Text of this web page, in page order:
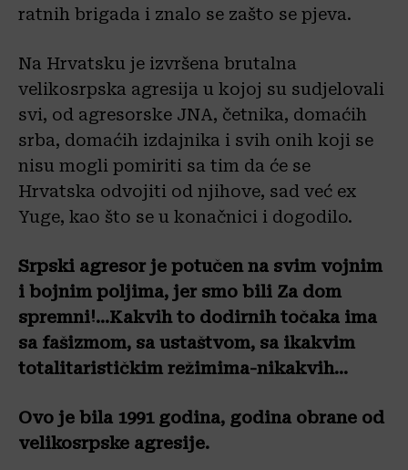
ratnih brigada i znalo se zašto se pjeva.
Na Hrvatsku je izvršena brutalna
velikosrpska agresija u kojoj su sudjelovali
svi, od agresorske JNA, četnika, domaćih
srba, domaćih izdajnika i svih onih koji se
nisu mogli pomiriti sa tim da će se
Hrvatska odvojiti od njihove, sad već ex
Yuge, kao što se u konačnici i dogodilo.
Srpski agresor je potučen na svim vojnim
i bojnim poljima, jer smo bili Za dom
spremni!…Kakvih to dodirnih točaka ima
sa fašizmom, sa ustaštvom, sa ikakvim
totalitarističkim režimima-nikakvih…
Ovo je bila 1991 godina, godina obrane od
velikosrpske agresije.